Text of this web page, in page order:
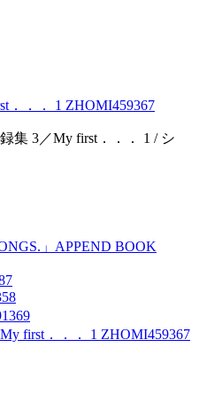
．．． 1 ZHOMI459367
集 3／My first．．． 1 / シ
」APPEND BOOK
first．．． 1 ZHOMI459367